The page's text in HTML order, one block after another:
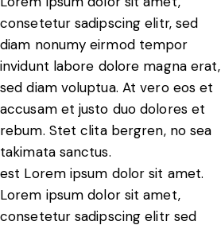
consetetur sadipscing elitr, sed
diam nonumy eirmod tempor
invidunt labore dolore magna erat,
sed diam voluptua. At vero eos et
accusam et justo duo dolores et
rebum. Stet clita bergren, no sea
takimata sanctus.
est Lorem ipsum dolor sit amet.
Lorem ipsum dolor sit amet,
consetetur sadipscing elitr sed